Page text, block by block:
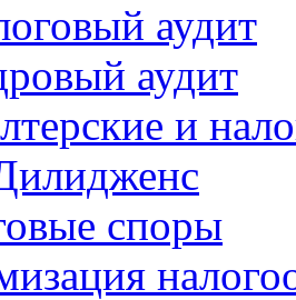
аудит
аудит
и
споры